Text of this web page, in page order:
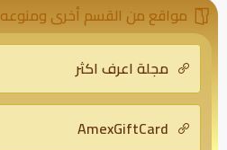
مواقع من القسم أخرى ومنوعه
مجلة اعرف اكثر
AmexGiftCard